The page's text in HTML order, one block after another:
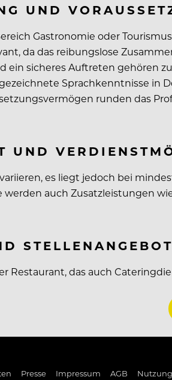
UND
Gastronomie oder
da das reibungslose
sicheres Auftreten gehören
Sprachkenntnisse in
runden das
UND
es liegt jedoch bei
auch Zusatzleistungen
das auch
Presse Impressum AGB